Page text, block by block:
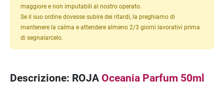
maggiore e non imputabili al nostro operato.
Se il suo ordine dovesse subire dei ritardi, la preghiamo di
mantenere la calma e attendere almeno 2/3 giorni lavorativi prima
di segnalarcelo.
Descrizione: ROJA Oceania Parfum 50ml